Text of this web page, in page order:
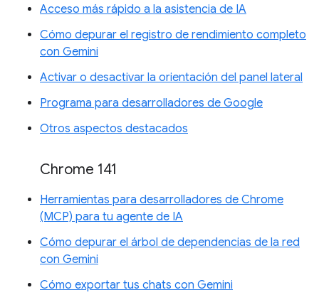
Acceso más rápido a la asistencia de IA
Cómo depurar el registro de rendimiento completo
con Gemini
Activar o desactivar la orientación del panel lateral
Programa para desarrolladores de Google
Otros aspectos destacados
Chrome 141
Herramientas para desarrolladores de Chrome
(MCP) para tu agente de IA
Cómo depurar el árbol de dependencias de la red
con Gemini
Cómo exportar tus chats con Gemini